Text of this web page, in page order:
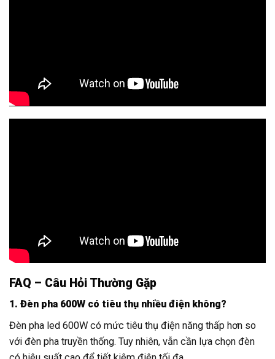
FAQ – Câu Hỏi Thường Gặp
1. Đèn pha 600W có tiêu thụ nhiều điện không?
Đèn pha led 600W có mức tiêu thụ điện năng thấp hơn so
với đèn pha truyền thống. Tuy nhiên, vẫn cần lựa chọn đèn